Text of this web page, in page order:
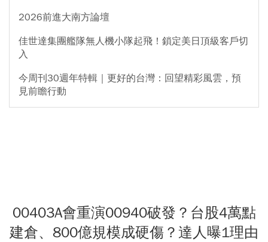
2026前進大南方論壇
佳世達集團艦隊無人機小隊起飛！鎖定美日頂級客戶切
入
今周刊30週年特輯｜更好的台灣：回望精彩風雲，預
見前瞻行動
00403A會重演00940破發？台股4萬點
建倉、800億規模成硬傷？達人曝1理由